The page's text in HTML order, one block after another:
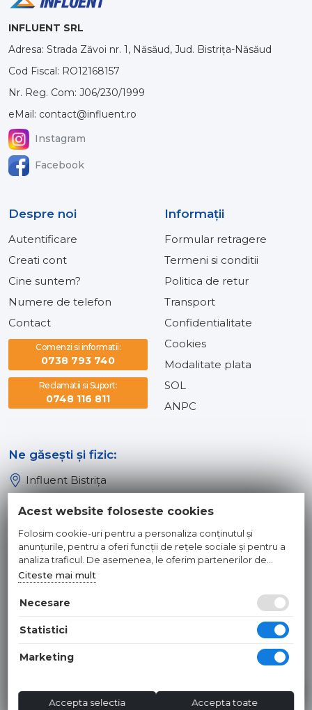
INFLUENT SRL
Adresa: Strada Zăvoi nr. 1, Năsăud, Jud. Bistrița-Năsăud
Cod Fiscal: RO12168157
Nr. Reg. Com: J06/230/1999
eMail: contact@influent.ro
Instagram
Facebook
Despre noi
Autentificare
Creati cont
Cine suntem?
Numere de telefon
Contact
Comenzi si informatii:
0738 793 740
Reclamatii si Suport:
0748 116 811
Informaţii
Formular retragere
Termeni si conditii
Politica de retur
Transport
Confidentialitate
Cookies
Modalitate plata
SOL
ANPC
Ne găsești și fizic:
Influent Bistrița
Influent Dej
© 2026 INFLUENT SRL
Toate preturile sunt exprimate in lei si includ tva. Ofertele sunt
Hosted byNameBox
Acest website foloseste cookies
Folosim cookie-uri pentru a personaliza conținutul și
anunțurile, pentru a oferi funcții de rețele sociale și pentru a
analiza traficul. De asemenea, le oferim partenerilor de
rețele sociale, de publicitate și de analize informații cu privire
la modul în care folosiți site-ul nostru. Aceștia le pot combina
cu alte informații oferite de dvs. sau culese în urma folosirii
Citeste mai mult
Necesare
Statistici
Marketing
Accepta selectia Accepta toate